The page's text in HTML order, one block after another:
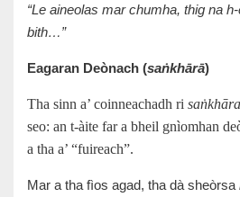
“Le aineolas mar chumha, thig na
bith…”
Eagaran Deònach (saṅkhārā)
Tha sinn a’ coinneachadh ri saṅkhāra
seo: an t-àite far a bheil gnìomhan
a tha a’ “fuireach”.
Mar a tha fìos agad, tha dà sheòrsa